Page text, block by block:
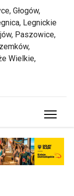
Głogów,
Legnickie
Paszowice,
Wielkie,